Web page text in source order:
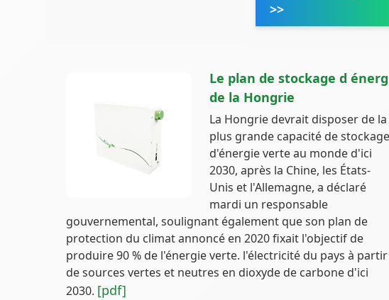
>>
Le plan de stockage d
de la Hongrie
La Hongrie devrait disposer de la
plus grande capacité de
d'énergie verte au monde d'ici
2030, après la Chine, les États-
Unis et l'Allemagne, a déclaré
mardi un responsable
gouvernemental, soulignant également que son plan de
protection du climat annoncé en 2020 fixait l'objectif de
produire 90 % de l'énergie verte. l'électricité du pays à partir
de sources vertes et neutres en dioxyde de carbone d'ici
2030. [pdf]